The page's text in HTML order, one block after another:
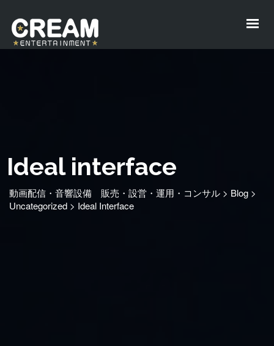
Ideal interface
動画配信・音響設備 販売・設営・運用・コンサル > Blog >
Uncategorized > Ideal Interface